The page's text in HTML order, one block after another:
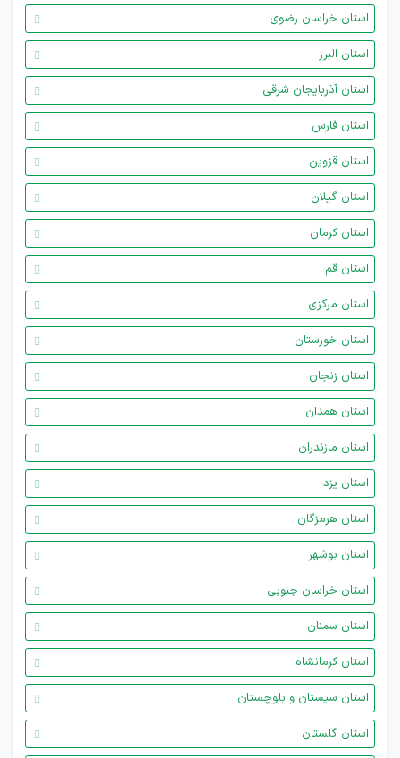
استان خراسان رضوی
استان البرز
استان آذربایجان شرقی
استان فارس
استان قزوین
استان گیلان
استان کرمان
استان قم
استان مرکزی
استان خوزستان
استان زنجان
استان همدان
استان مازندران
استان یزد
استان هرمزگان
استان بوشهر
استان خراسان جنوبی
استان سمنان
استان کرمانشاه
استان سیستان و بلوچستان
استان گلستان